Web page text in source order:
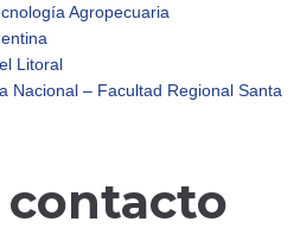
un nuevo año c
Agropecuaria
Litoral
Nacional – Facultad Regional Santa
contacto